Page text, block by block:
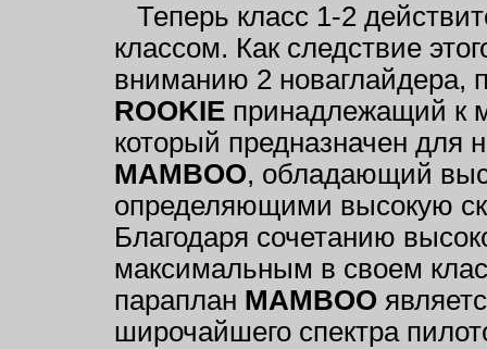
Теперь класс 1-2
классом. Как следствие
вниманию 2 новаглайдера,
ROOKIE принадлежащий к
который предназначен для
MAMBOO, обладающий
определяющими высокую
Благодаря сочетанию
максимальным в своем
параплан MAMBOO
широчайшего спектра